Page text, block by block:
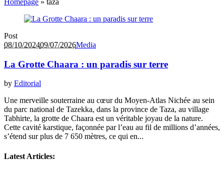
Post
08/10/202409/07/2026Media
La Grotte Chaara : un paradis sur terre
by Editorial
Une merveille souterraine au cœur du Moyen-Atlas Nichée au sein
du parc national de Tazekka, dans la province de Taza, au village
Tabhirte, la grotte de Chaara est un véritable joyau de la nature.
Cette cavité karstique, façonnée par l’eau au fil de millions d’années,
s’étend sur plus de 7 650 mètres, ce qui en...
Latest Articles: